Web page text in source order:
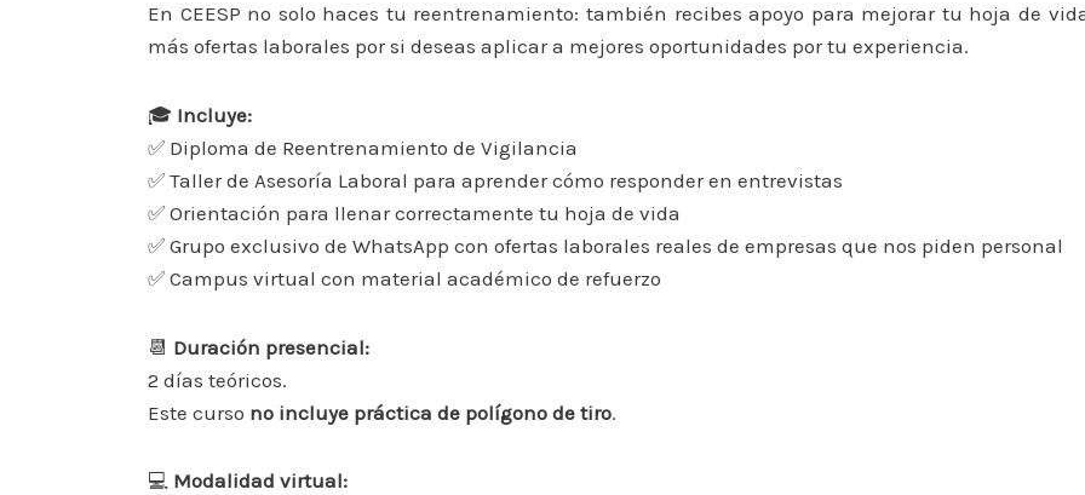
En CEESP no solo haces tu reentrenamiento: también recibes apoyo para mejorar tu hoja de
más ofertas laborales por si deseas aplicar a mejores oportunidades por tu experiencia.
🎓 Incluye:
✅ Diploma de Reentrenamiento de Vigilancia
✅ Taller de Asesoría Laboral para aprender cómo responder en entrevistas
✅ Orientación para llenar correctamente tu hoja de vida
✅ Grupo exclusivo de WhatsApp con ofertas laborales reales de empresas que nos piden personal
✅ Campus virtual con material académico de refuerzo
📆 Duración presencial:
2 días teóricos.
Este curso no incluye práctica de polígono de tiro.
💻 Modalidad virtual: